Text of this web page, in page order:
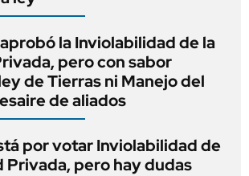
la Inviolabilidad de la
pero con sabor
de Tierras ni Manejo del
de aliados
por votar Inviolabilidad de
Privada, pero hay dudas